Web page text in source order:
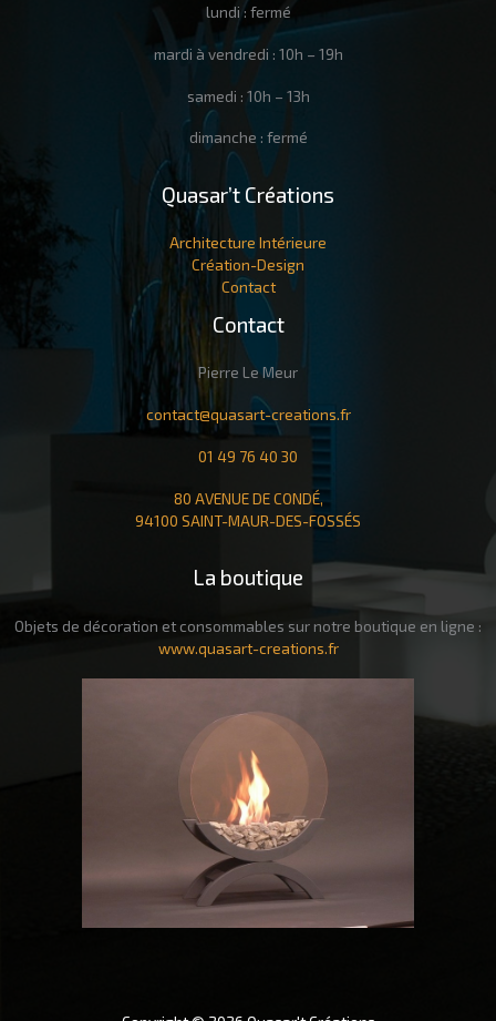
lundi : fermé
mardi à vendredi : 10h – 19h
samedi : 10h – 13h
dimanche : fermé
Quasar’t Créations
Architecture Intérieure
Création-Design
Contact
Contact
Pierre Le Meur
contact@quasart-creations.fr
01 49 76 40 30
80 AVENUE DE CONDÉ,
94100 SAINT-MAUR-DES-FOSSÉS
La boutique
Objets de décoration et consommables sur notre boutique en ligne :
www.quasart-creations.fr